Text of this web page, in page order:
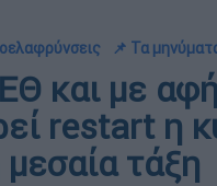
📌 Τα
και με
restart η
τάξη